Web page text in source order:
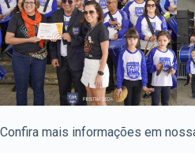
Confira mais informações em